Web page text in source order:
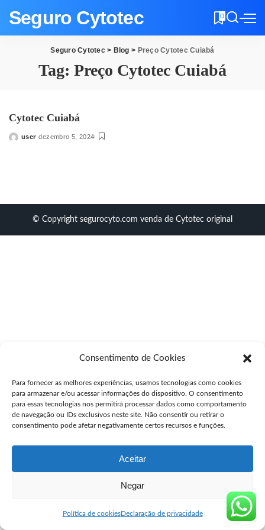
Consentimento de Cookies
Para fornecer as melhores experiências, usamos tecnologias como cookies
para armazenar e/ou acessar informações do dispositivo. O consentimento
para essas tecnologias nos permitirá processar dados como comportamento
de navegação ou IDs exclusivos neste site. Não consentir ou retirar o
consentimento pode afetar negativamente certos recursos e funções.
Aceitar
Negar
Política de cookiesDeclaração de privacidade
Seguro Cytotec 0
Seguro Cytotec> Blog > Preço Cytotec Cuiabá
Tag: Preço Cytotec Cuiabá
Cytotec Cuiabá
Posted
user dezembro 5, 2024
© Copyright segurocyto.com venda de Cytotec original